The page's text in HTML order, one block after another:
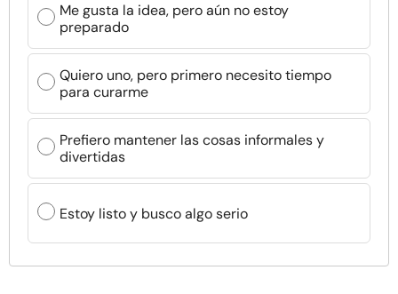
Me gusta la idea, pero aún no estoy
preparado
Quiero uno, pero primero necesito tiempo
para curarme
Prefiero mantener las cosas informales y
divertidas
Estoy listo y busco algo serio